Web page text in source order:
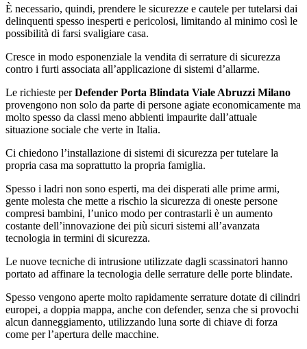
È necessario, quindi, prendere le sicurezze e cautele per tutelarsi dai
delinquenti spesso inesperti e pericolosi, limitando al minimo così le
possibilità di farsi svaligiare casa.
Cresce in modo esponenziale la vendita di serrature di sicurezza
contro i furti associata all’applicazione di sistemi d’allarme.
Le richieste perDefender Porta Blindata Viale Abruzzi Milano
provengono non solo da parte di persone agiate economicamente ma
molto spesso da classi meno abbienti impaurite dall’attuale
situazione sociale che verte in Italia.
Ci chiedono l’installazione di sistemi di sicurezza per tutelare la
propria casa ma soprattutto la propria famiglia.
Spesso i ladri non sono esperti, ma dei disperati alle prime armi,
gente molesta che mette a rischio la sicurezza di oneste persone
compresi bambini, l’unico modo per contrastarli è un aumento
costante dell’innovazione dei più sicuri sistemi all’avanzata
tecnologia in termini di sicurezza.
Le nuove tecniche di intrusione utilizzate dagli scassinatori hanno
portato ad affinare la tecnologia delle serrature delle porte blindate.
Spesso vengono aperte molto rapidamente serrature dotate di cilindri
europei, a doppia mappa, anche con defender, senza che si provochi
alcun danneggiamento, utilizzando luna sorte di chiave di forza
come per l’apertura delle macchine.